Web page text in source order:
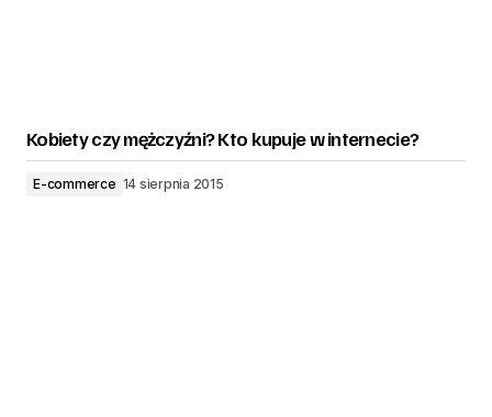
Kobiety czy mężczyźni? Kto kupuje w internecie?
E-commerce 14 sierpnia 2015